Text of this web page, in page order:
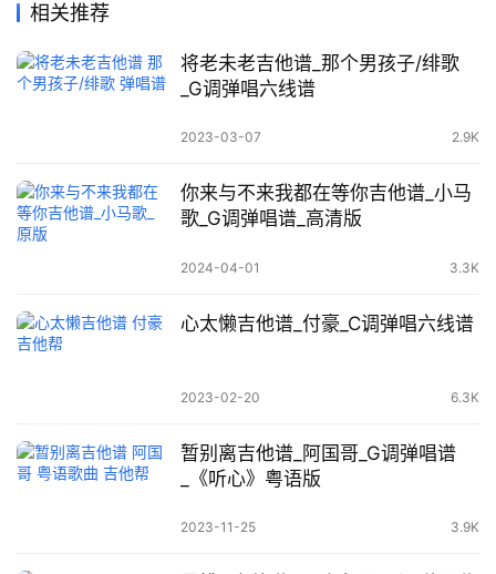
相关推荐
将老未老吉他谱_那个男孩子/绯歌
_G调弹唱六线谱
2023-03-07 2.9K
你来与不来我都在等你吉他谱_小马
歌_G调弹唱谱_高清版
2024-04-01 3.3K
心太懒吉他谱_付豪_C调弹唱六线谱
2023-02-20 6.3K
暂别离吉他谱_阿国哥_G调弹唱谱
_《听心》粤语版
2023-11-25 3.9K